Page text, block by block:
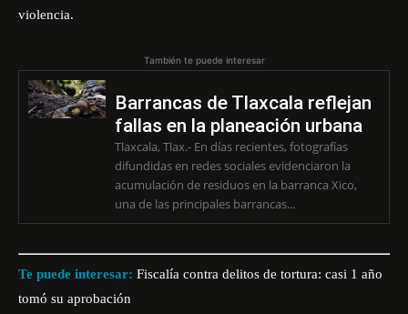
violencia.
También te puede interesar
Barrancas de Tlaxcala reflejan
fallas en la planeación urbana
Tlaxcala, Tlax.- En días recientes, fotografías
difundidas en redes sociales evidenciaron la
acumulación de residuos en la barranca Xico,
una de las principales barrancas...
Te puede interesar: Fiscalía contra delitos de tortura: casi 1 año
tomó su aprobación